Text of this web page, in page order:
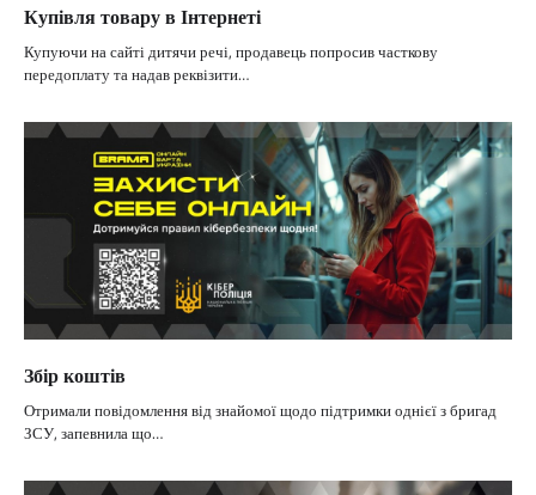
Купівля товару в Інтернеті
Купуючи на сайті дитячи речі, продавець попросив часткову
передоплату та надав реквізити…
Збір коштів
Отримали повідомлення від знайомої щодо підтримки однієї з бригад
ЗСУ, запевнила що…